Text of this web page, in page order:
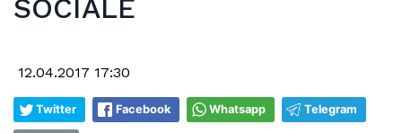
SOCIALE
12.04.2017 17:30
Twitter Facebook Whatsapp Telegram